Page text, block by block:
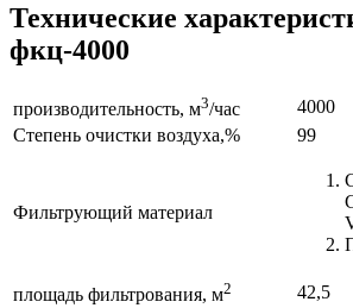
Технические
фкц-4000
производительность, м3/час
4000
Степень очистки воздуха,%
99
Фильтрующий материал
площадь фильтрования, м2
42,5